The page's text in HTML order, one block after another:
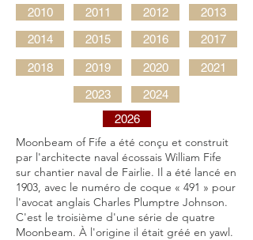
2010 2011 2012
2013
2014
2015 2016 2017
2018 2019 2020
2021
2023
2024
2026
Moonbeam of Fife a été conçu et construit
par l'architecte naval écossais William Fife
sur chantier naval de Fairlie. Il a été lancé en
1903, avec le numéro de coque « 491 » pour
l'avocat anglais Charles Plumptre Johnson.
C'est le troisième d'une série de quatre
Moonbeam. À l'origine il était gréé en yawl.